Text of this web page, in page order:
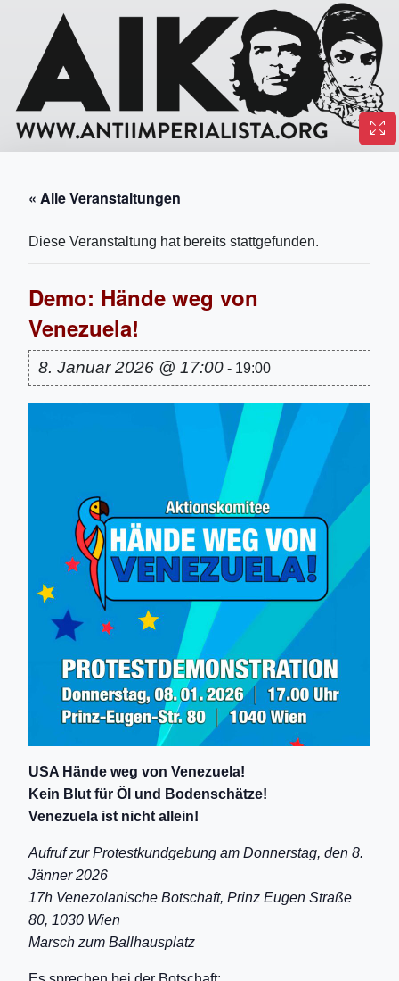
« Alle Veranstaltungen
Diese Veranstaltung hat bereits stattgefunden.
Demo: Hände weg von
Venezuela!
8. Januar 2026 @ 17:00 - 19:00
USA Hände weg von Venezuela!
Kein Blut für Öl und Bodenschätze!
Venezuela ist nicht allein!
Aufruf zur Protestkundgebung am Donnerstag, den 8.
Jänner 2026
17h Venezolanische Botschaft, Prinz Eugen Straße
80, 1030 Wien
Marsch zum Ballhausplatz